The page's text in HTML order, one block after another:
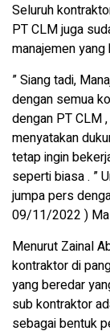
Seluruh
PT CLM juga
manajemen
” Siang tadi,
dengan semua
dengan PT CLM
menyatakan
tetap ingin
seperti biasa . ”
jumpa pers
09/11/2022 )
Menurut Zainal
kontraktor di
yang beredar
sub kontraktor
sebagai bentuk